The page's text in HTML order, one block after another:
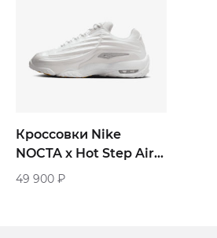
Кроссовки Nike
NOCTA x Hot Step Air
Terra 2 «White»
49 900 ₽